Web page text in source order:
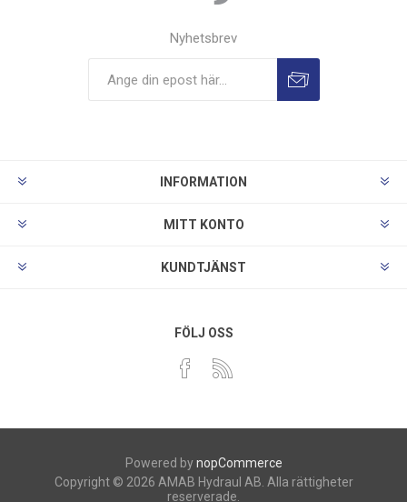
Nyhetsbrev
INFORMATION
MITT KONTO
KUNDTJÄNST
FÖLJ OSS
Powered bynopCommerce
Copyright © 2026 AMAB Hydraul AB. Alla rättigheter
reserverade.